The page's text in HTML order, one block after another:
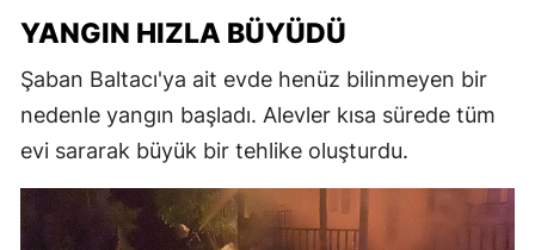
YANGIN HIZLA BÜYÜDÜ
Şaban Baltacı'ya ait evde henüz bilinmeyen bir
nedenle yangın başladı. Alevler kısa sürede tüm
evi sararak büyük bir tehlike oluşturdu.